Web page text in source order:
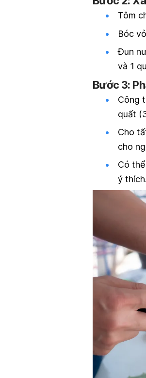
Tôm
Bóc
Đun
và 1
Bước 3:
Công
quất
Cho
cho
Có
ý thích.